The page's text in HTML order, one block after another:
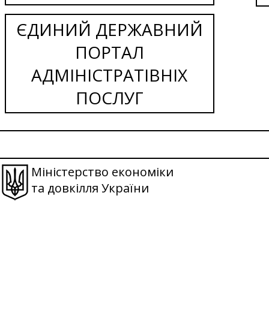
ЄДИНИЙ ДЕРЖАВНИЙ
ПОРТАЛ
АДМІНІСТРАТІВНІХ
ПОСЛУГ
Міністерство економіки
та довкілля України